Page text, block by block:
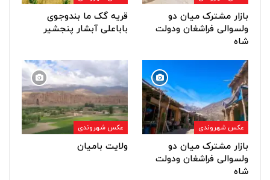
بازار مشترک میان دو
ولسوالی فراشغان ودولت
شاه
قریه گک ما بندوجوی
باباعلی آبشار پنجشیر
عکس شهروندی
بازار مشترک میان دو
ولسوالی فراشغان ودولت
شاه
عکس شهروندی
ولایت بامیان